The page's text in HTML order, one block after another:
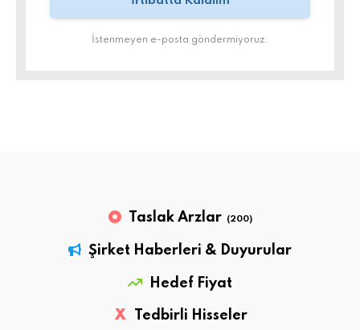
İstenmeyen e-posta göndermiyoruz.
Taslak Arzlar (200)
Şirket Haberleri & Duyurular
Hedef Fiyat
X Tedbirli Hisseler